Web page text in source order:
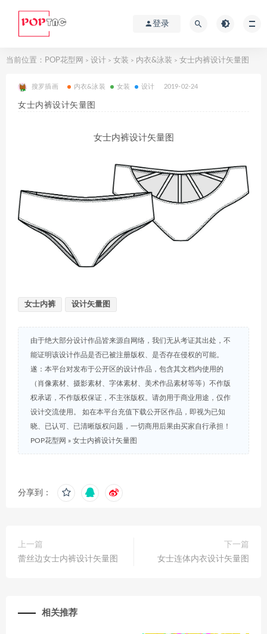
登录
当前位置： POP花型网 > 设计 > 女装 > 内衣&泳装 > 女士内裤设计矢量图
搜罗插画 内衣&泳装 女装 设计 2019-02-24
女士内裤设计矢量图
女士内裤设计矢量图
女士内裤 设计矢量图
由于绝大部分设计作品皆来源自网络，我们无从考证其出处，不
能证明该设计作品是否已被注册版权、是否存在侵权的可能。
遂：本平台对发布于公开区的设计作品，包含其文档内使用的
（肖像素材、摄影素材、字体素材、美术作品素材等等）不作版
权承诺，不作版权保证，不主张版权。请勿用于商业用途，仅作
设计交流使用。 如在本平台充值下载公开区作品，即视为已知
晓、已认可、已清晰版权问题，一切商用后果由买家自行承担！
POP花型网 » 女士内裤设计矢量图
分享到：
上一篇
蕾丝边女士内裤设计矢量图
下一篇
女士连体内衣设计矢量图
相关推荐